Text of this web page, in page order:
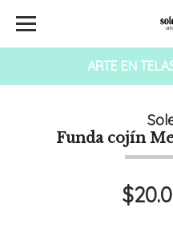
ARTE EN
Funda cojín